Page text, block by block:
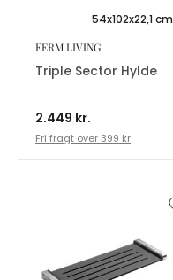
54x102x22,1 cm
FERM LIVING
Triple Sector Hylde
2.449 kr.
Fri fragt over 399 kr